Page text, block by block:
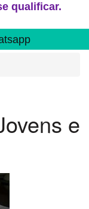
qualificar.
e